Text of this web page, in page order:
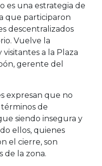
es una estrategia de
que participaron
descentralizados
Vuelve la
a la Plaza
gerente del
expresan que no
de
siendo insegura y
ellos, quienes
el cierre, son
de la zona.